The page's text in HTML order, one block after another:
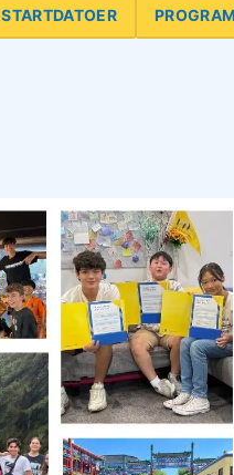
STARTDATOER PROGRAM